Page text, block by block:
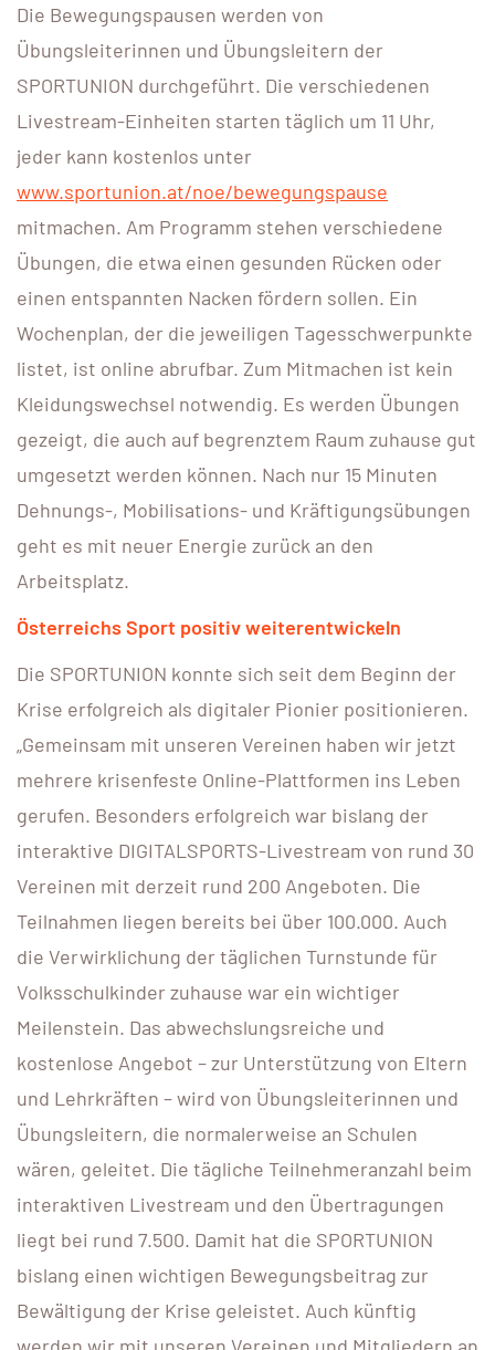
Die Bewegungspausen werden von
Übungsleiterinnen und Übungsleitern der
SPORTUNION durchgeführt. Die verschiedenen
Livestream-Einheiten starten täglich um 11 Uhr,
jeder kann kostenlos unter
www.sportunion.at/noe/bewegungspause
mitmachen. Am Programm stehen verschiedene
Übungen, die etwa einen gesunden Rücken oder
einen entspannten Nacken fördern sollen. Ein
Wochenplan, der die jeweiligen Tagesschwerpunkte
listet, ist online abrufbar. Zum Mitmachen ist kein
Kleidungswechsel notwendig. Es werden Übungen
gezeigt, die auch auf begrenztem Raum zuhause gut
umgesetzt werden können. Nach nur 15 Minuten
Dehnungs-, Mobilisations- und Kräftigungsübungen
geht es mit neuer Energie zurück an den
Arbeitsplatz.
Österreichs Sport positiv weiterentwickeln
Die SPORTUNION konnte sich seit dem Beginn der
Krise erfolgreich als digitaler Pionier positionieren.
„Gemeinsam mit unseren Vereinen haben wir jetzt
mehrere krisenfeste Online-Plattformen ins Leben
gerufen. Besonders erfolgreich war bislang der
interaktive DIGITALSPORTS-Livestream von rund 30
Vereinen mit derzeit rund 200 Angeboten. Die
Teilnahmen liegen bereits bei über 100.000. Auch
die Verwirklichung der täglichen Turnstunde für
Volksschulkinder zuhause war ein wichtiger
Meilenstein. Das abwechslungsreiche und
kostenlose Angebot – zur Unterstützung von Eltern
und Lehrkräften – wird von Übungsleiterinnen und
Übungsleitern, die normalerweise an Schulen
wären, geleitet. Die tägliche Teilnehmeranzahl beim
interaktiven Livestream und den Übertragungen
liegt bei rund 7.500. Damit hat die SPORTUNION
bislang einen wichtigen Bewegungsbeitrag zur
Bewältigung der Krise geleistet. Auch künftig